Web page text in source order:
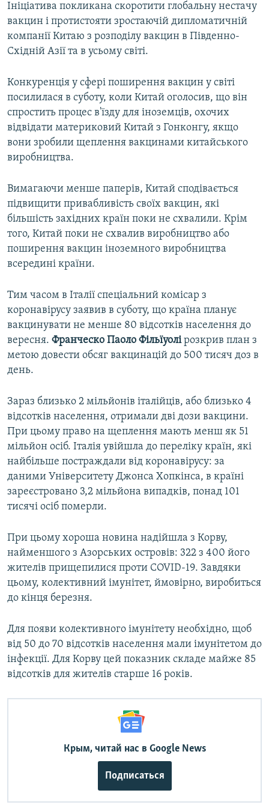
Ініціатива покликана скоротити глобальну нестачу
вакцин і протистояти зростаючій дипломатичній
компанії Китаю з розподілу вакцин в Південно-
Східній Азії та в усьому світі.
Конкуренція у сфері поширення вакцин у світі
посилилася в суботу, коли Китай оголосив, що він
спростить процес в'їзду для іноземців, охочих
відвідати материковий Китай з Гонконгу, якщо
вони зробили щеплення вакцинами китайського
виробництва.
Вимагаючи менше паперів, Китай сподівається
підвищити привабливість своїх вакцин, які
більшість західних країн поки не схвалили. Крім
того, Китай поки не схвалив виробництво або
поширення вакцин іноземного виробництва
всередині країни.
Тим часом в Італії спеціальний комісар з
коронавірусу заявив в суботу, що країна планує
вакцинувати не менше 80 відсотків населення до
вересня. Франческо Паоло Фільїуолірозкрив план з
метою довести обсяг вакцинацій до 500 тисяч доз в
день.
Зараз близько 2 мільйонів італійців, або близько 4
відсотків населення, отримали дві дози вакцини.
При цьому право на щеплення мають менш як 51
мільйон осіб. Італія увійшла до переліку країн, які
найбільше постраждали від коронавірусу: за
даними Університету Джонса Хопкінса, в країні
зареєстровано 3,2 мільйона випадків, понад 101
тисячі осіб померли.
При цьому хороша новина надійшла з Корву,
найменшого з Азорських островів: 322 з 400 його
жителів прищепилися проти COVID-19. Завдяки
цьому, колективний імунітет, ймовірно, виробиться
до кінця березня.
Для появи колективного імунітету необхідно, щоб
від 50 до 70 відсотків населення мали імунітетом до
інфекції. Для Корву цей показник складе майже 85
відсотків для жителів старше 16 років.
Крым, читай нас в Google News
Подписаться